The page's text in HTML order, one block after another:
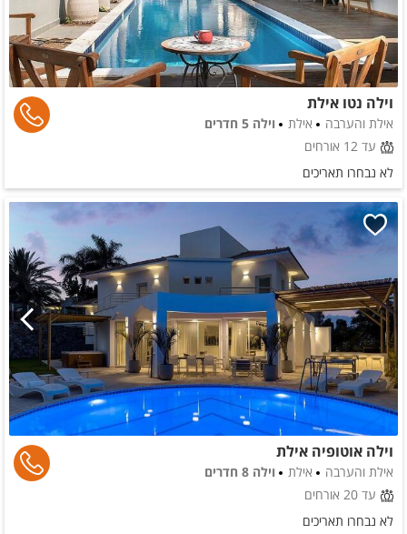
וילה נטו אילת
אילת והערבה אילת
וילה 5 חדרים
עד 12 אורחים
לא נבחרו תאריכים
וילה אוטופיה אילת
אילת והערבה אילת
וילה 8 חדרים
עד 20 אורחים
לא נבחרו תאריכים